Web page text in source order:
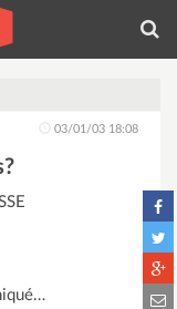
03/01/03 18:08